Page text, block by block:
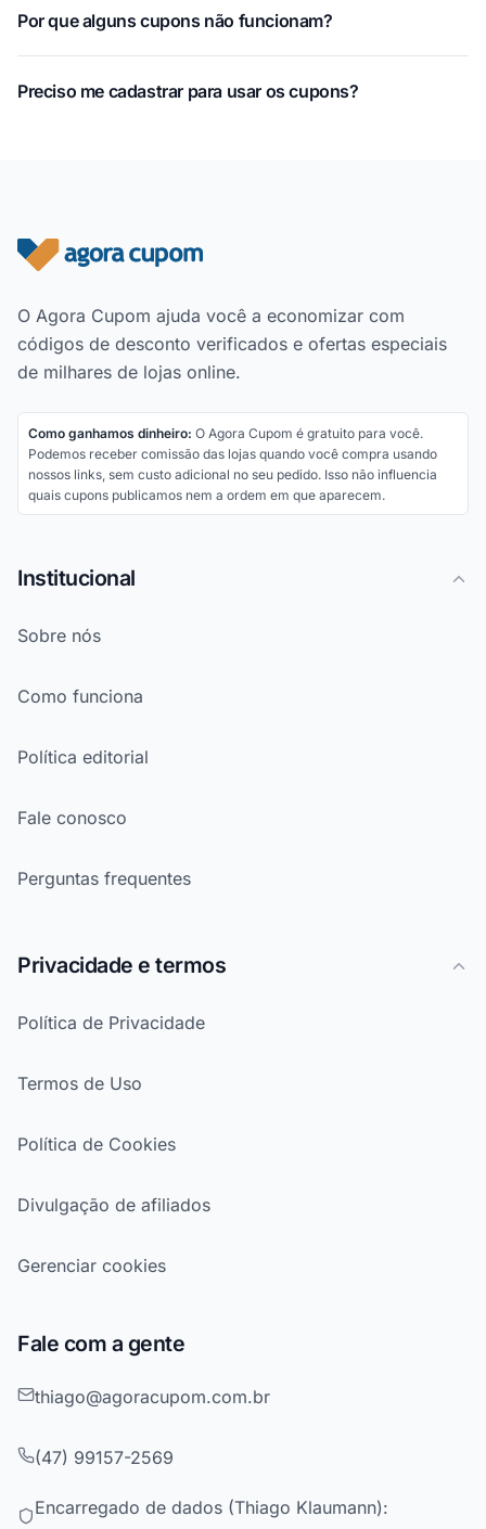
Por que alguns cupons não funcionam?
Preciso me cadastrar para usar os cupons?
Rodapé do site
O Agora Cupom ajuda você a economizar com
códigos de desconto verificados e ofertas especiais
de milhares de lojas online.
Como ganhamos dinheiro: O Agora Cupom é gratuito para você.
Podemos receber comissão das lojas quando você compra usando
nossos links, sem custo adicional no seu pedido. Isso não influencia
quais cupons publicamos nem a ordem em que aparecem.
Institucional
Sobre nós
Como funciona
Política editorial
Fale conosco
Perguntas frequentes
Privacidade e termos
Política de Privacidade
Termos de Uso
Política de Cookies
Divulgação de afiliados
Gerenciar cookies
Fale com a gente
thiago@agoracupom.com.br
(47) 99157-2569
Encarregado de dados (Thiago Klaumann):